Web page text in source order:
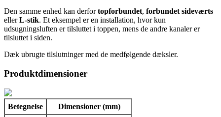
Den samme enhed kan derfortopforbundet, forbundet sideværts
ellerL-stik. Et eksempel er en installation, hvor kun
udsugningsluften er tilsluttet i toppen, mens de andre kanaler er
tilsluttet i siden.
Dæk ubrugte tilslutninger med de medfølgende dæksler.
Produktdimensioner
Betegnelse
Dimensioner (mm)